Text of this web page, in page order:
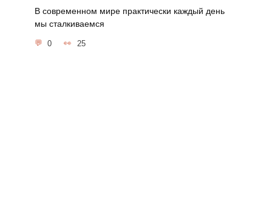
В современном мире практически каждый день
мы сталкиваемся
0 25